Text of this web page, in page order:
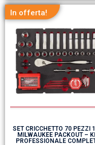
In offerta!
SET CRICCHETTO 70 PEZZI
MILWAUKEE PACKOUT –
PROFESSIONALE